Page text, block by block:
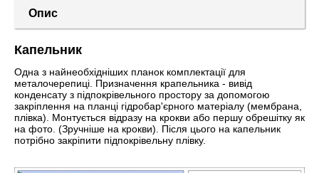
Опис
Капельник
Одна з найнеобхідніших планок комплектації для
металочерепиці. Призначення крапельника - вивід
конденсату з підпокрівельного простору за допомогою
закріплення на планці гідробар'єрного матеріалу (мембрана,
плівка). Монтується відразу на крокви або першу обрешітку як
на фото. (Зручніше на крокви). Після цього на капельник
потрібно закріпити підпокрівельну плівку.